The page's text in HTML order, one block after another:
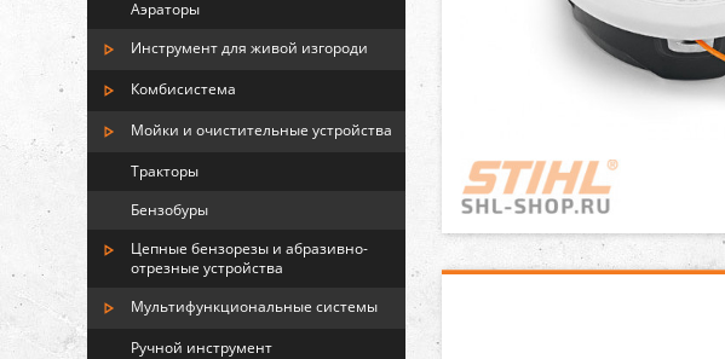
Аэраторы
Инструмент для живой изгороди
Комбисистема
Мойки и очистительные устройства
Тракторы
Бензобуры
Цепные бензорезы и абразивно-
отрезные устройства
Мультифункциональные системы
Ручной инструмент